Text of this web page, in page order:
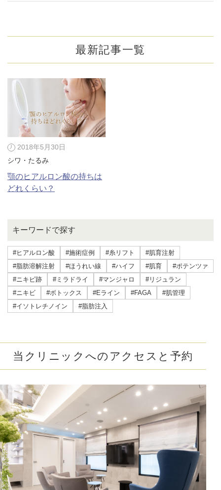
キーワードで探す
#ヒアルロン酸 #施術症例 #糸リフト
#肌育注射
#脂肪溶解注射
#ほうれい線 #ハイフ #肌育
#ポテンツァ
#ニキビ跡
#ミラドライ #マンジャロ
#リジュラン
#ニキビ
#ボトックス #Eライン #FAGA
#肌管理
#イソトレチノイン
#脂肪注入
最新記事一覧
2018年5月30日
シワ・たるみ
顎のヒアルロン酸の持ちは
どれくらい？
当クリニックへのアクセスと予約